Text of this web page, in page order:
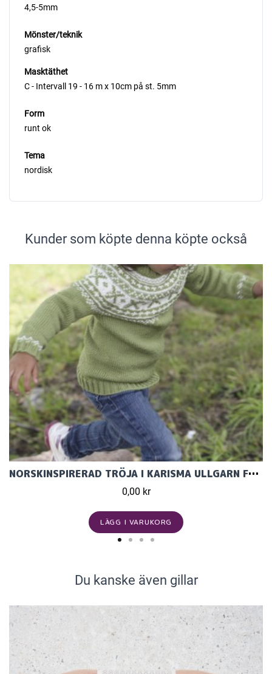
4,5-5mm
Mönster/teknik
grafisk
Masktäthet
C - Intervall 19 - 16 m x 10cm på st. 5mm
Form
runt ok
Tema
nordisk
Kunder som köpte denna köpte också
NORSKINSPIRERAD TRÖJA I KARISMA ULLGARN FRÅN GARNS
0,00 kr
LÄGG I VARUKORG
Du kanske även gillar